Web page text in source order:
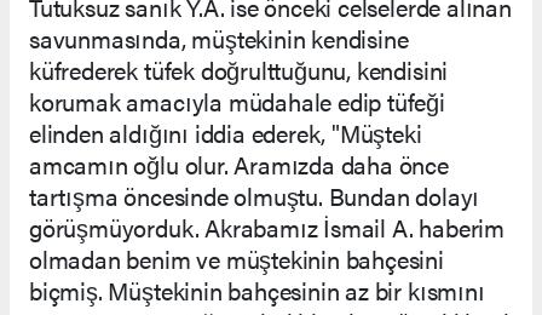
savunmasında, müştekinin kendisine
küfrederek tüfek doğrulttuğunu, kendisini
korumak amacıyla müdahale edip tüfeği
elinden aldığını iddia ederek, "Müşteki
amcamın oğlu olur. Aramızda daha önce
tartışma öncesinde olmuştu. Bundan dolayı
görüşmüyorduk. Akrabamız İsmail A. haberim
olmadan benim ve müştekinin bahçesini
biçmiş. Müştekinin bahçesinin az bir kısmını